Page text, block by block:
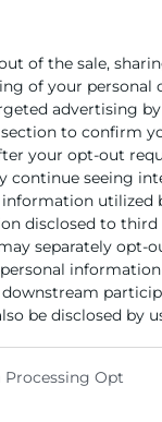
of the sale,
of your personal
advertising by
to confirm
your opt-out
continue seeing
information utilized
disclosed to
separately opt-
be disclosed by
website/app uses
Processing Opt
amb la Cambra
d’espais
amb major
així com el
valencià: “La
talla de Daniel
encontres,
reforcen la
la
estructurals